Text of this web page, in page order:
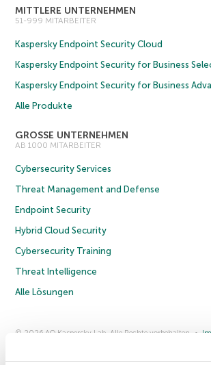
MITTLERE UNTERNEHMEN
51-999 MITARBEITER
Kaspersky Endpoint Security Cloud
Kaspersky Endpoint Security for Business
Kaspersky Endpoint Security for Business
Alle Produkte
GROSSE UNTERNEHMEN
AB 1000 MITARBEITER
Cybersecurity Services
Threat Management and Defense
Endpoint Security
Hybrid Cloud Security
Cybersecurity Training
Threat Intelligence
Alle Lösungen
© 2026 AO Kaspersky Lab. Alle Rechte vorbehalten.